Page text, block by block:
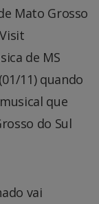
Mato Grosso
de MS
11) quando
que
do Sul
vai